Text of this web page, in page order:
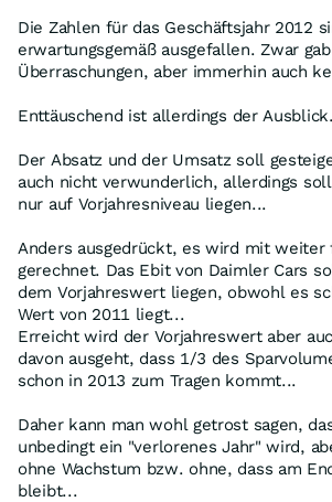
Die Zahlen für das Geschäftsjahr 2012
erwartungsgemäß ausgefallen. Zwar
Überraschungen, aber immerhin auch
Enttäuschend ist allerdings der
Der Absatz und der Umsatz soll
auch nicht verwunderlich, allerdings
nur auf Vorjahresniveau liegen...
Anders ausgedrückt, es wird mit weiter
gerechnet. Das Ebit von Daimler Cars
dem Vorjahreswert liegen, obwohl es
Wert von 2011 liegt...
Erreicht wird der Vorjahreswert aber
davon ausgeht, dass 1/3 des
schon in 2013 zum Tragen kommt...
Daher kann man wohl getrost sagen,
unbedingt ein "verlorenes Jahr" wird,
ohne Wachstum bzw. ohne, dass am
bleibt...